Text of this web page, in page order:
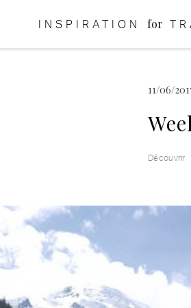
INSPIRATION for
11/06/
Découvrir